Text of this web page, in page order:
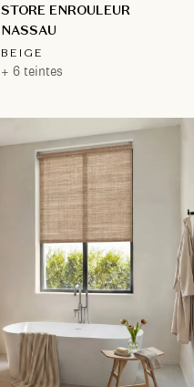
STORE ENROULEUR
NASSAU
BEIGE
+ 6 teintes